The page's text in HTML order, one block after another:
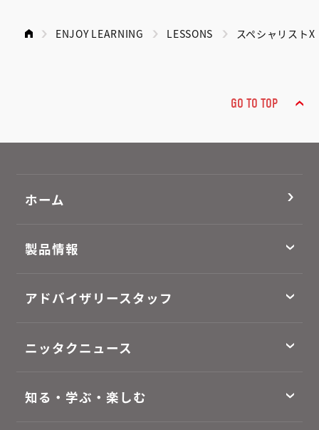
ENJOY LEARNING LESSONS スペシャリストX
GO TO TOP
ホーム
製品情報
アドバイザリースタッフ
ニッタクニュース
知る・学ぶ・楽しむ